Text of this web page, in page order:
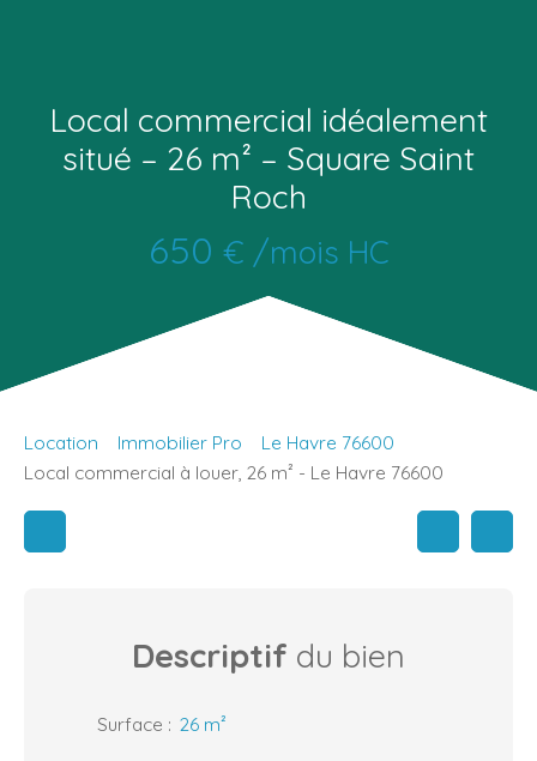
Local commercial idéalement
situé – 26 m² – Square Saint
Roch
650 € /mois HC
Location Immobilier Pro
Le Havre 76600
Local commercial à louer, 26 m² - Le Havre 76600
Descriptif du bien
Surface : 26 m²